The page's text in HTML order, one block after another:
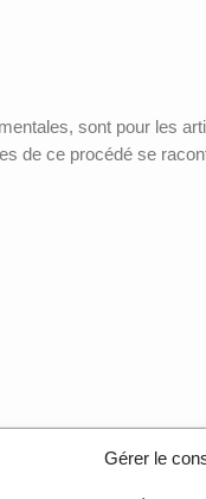
Gérer le
sont pour les
de ce procédé se